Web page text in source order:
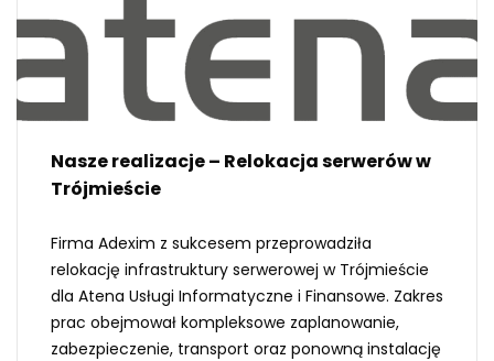
Nasze realizacje – Relokacja serwerów w
Trójmieście
Firma Adexim z sukcesem przeprowadziła
relokację infrastruktury serwerowej w Trójmieście
dla Atena Usługi Informatyczne i Finansowe. Zakres
prac obejmował kompleksowe zaplanowanie,
zabezpieczenie, transport oraz ponowną instalację